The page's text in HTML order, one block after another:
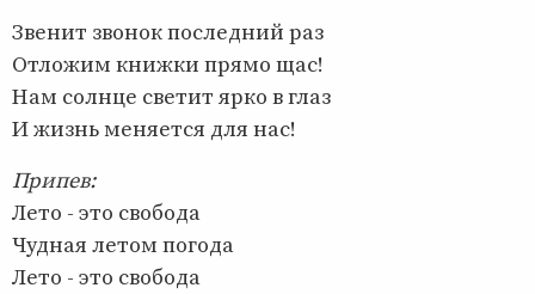
Звенит звонок последний раз
Отложим книжки прямо щас!
Нам солнце светит ярко в глаз
И жизнь меняется для нас!
Припев:
Лето - это свобода
Чудная летом погода
Лето - это свобода